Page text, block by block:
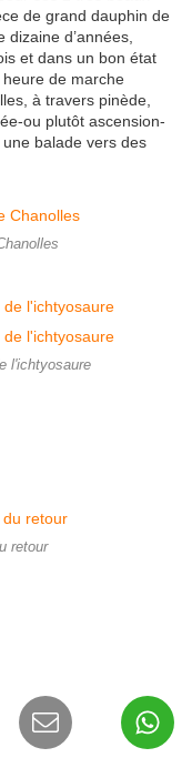
de grand dauphin de
d’années,
et dans un bon état
heure de marche
à travers pinède,
ou plutôt ascension-
balade vers des
l'ichtyosaure
retour